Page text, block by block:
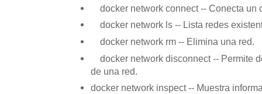
docker network connect -- Conecta un
docker network ls -- Lista redes
docker network rm -- Elimina una red.
docker network disconnect -- Permite
de una red.
docker network inspect -- Muestra